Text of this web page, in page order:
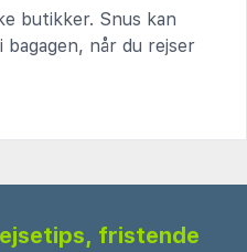
butikker. Snus kan
når du rejser
fristende